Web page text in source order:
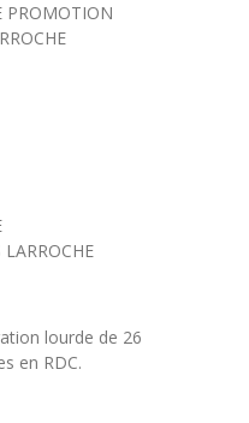
PROMOTION
lourde de 26
en RDC.